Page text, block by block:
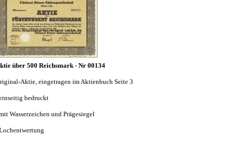
über 500 Reichsmark - Nr 00134
Aktie, eingetragen im Aktienbuch Seite 3
bedruckt
Wasserzeichen und Prägesiegel